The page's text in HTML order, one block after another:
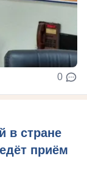
0
в стране
приём